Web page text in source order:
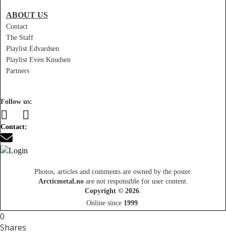
ABOUT US
Contact
The Staff
Playlist Edvardsen
Playlist Even Knudsen
Partners
Follow us:
Contact:
Photos, articles and comments are owned by the poster.
Arcticmetal.noare not responsible for user content.
Copyright © 2026.
Online since 1999.
0
Shares